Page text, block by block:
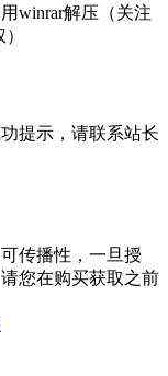
winrar解压（关注
提示，请联系站长
传播性，一旦授
您在购买获取之前